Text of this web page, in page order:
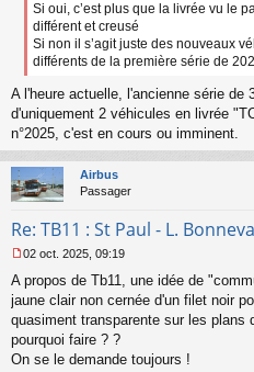
Si oui, c’est plus que la livrée vu le
différent et creusé
Si non il s’agit juste des nouveaux
différents de la première série de
A l'heure actuelle, l'ancienne série de
d'uniquement 2 véhicules en livrée
n°2025, c'est en cours ou imminent.
Airbus
Passager
Re: TB11 : St Paul - L.
e
s
s
g
e
02 oct. 2025, 09:19
A propos de Tb11, une idée de
jaune clair non cernée d'un filet noir
quasiment transparente sur les plans
pourquoi faire ? ?
On se le demande toujours !